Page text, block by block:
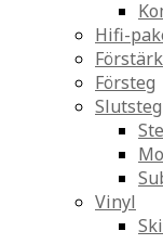
Hifi-
Försteg
Slutsteg
Vinyl